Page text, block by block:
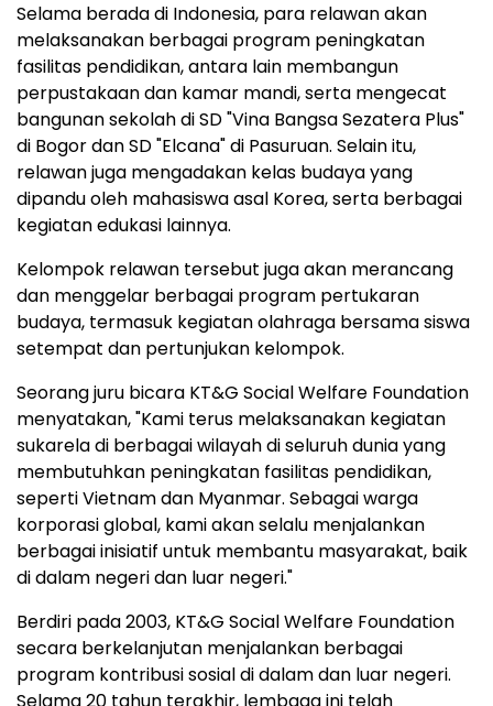
Selama berada di Indonesia, para relawan akan
melaksanakan berbagai program peningkatan
fasilitas pendidikan, antara lain membangun
perpustakaan dan kamar mandi, serta mengecat
bangunan sekolah di SD "Vina Bangsa Sezatera Plus"
di Bogor dan SD "Elcana" di Pasuruan. Selain itu,
relawan juga mengadakan kelas budaya yang
dipandu oleh mahasiswa asal Korea, serta berbagai
kegiatan edukasi lainnya.
Kelompok relawan tersebut juga akan merancang
dan menggelar berbagai program pertukaran
budaya, termasuk kegiatan olahraga bersama siswa
setempat dan pertunjukan kelompok.
Seorang juru bicara KT&G Social Welfare Foundation
menyatakan, "Kami terus melaksanakan kegiatan
sukarela di berbagai wilayah di seluruh dunia yang
membutuhkan peningkatan fasilitas pendidikan,
seperti Vietnam dan Myanmar. Sebagai warga
korporasi global, kami akan selalu menjalankan
berbagai inisiatif untuk membantu masyarakat, baik
di dalam negeri dan luar negeri."
Berdiri pada 2003, KT&G Social Welfare Foundation
secara berkelanjutan menjalankan berbagai
program kontribusi sosial di dalam dan luar negeri.